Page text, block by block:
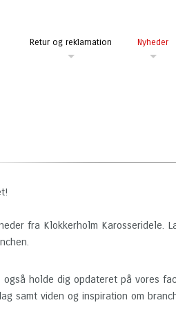
Retur og reklamation Nyheder
fra Klokkerholm Karosseridele.
også holde dig opdateret på vores
samt viden og inspiration om